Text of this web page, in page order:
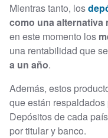
Mientras tanto, los
como una alternativa
en este momento los
una rentabilidad que
a un año.
Además, estos
que están
Depósitos de cada
por titular y banco.